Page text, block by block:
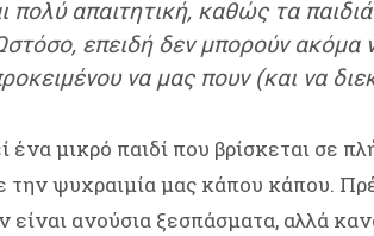
πολύ απαιτητική, καθώς τα
επειδή δεν μπορούν
να μας πουν (και να
μικρό παιδί που βρίσκεται σε
την ψυχραιμία μας κάπου κάπου.
ανούσια ξεσπάσματα, αλλά